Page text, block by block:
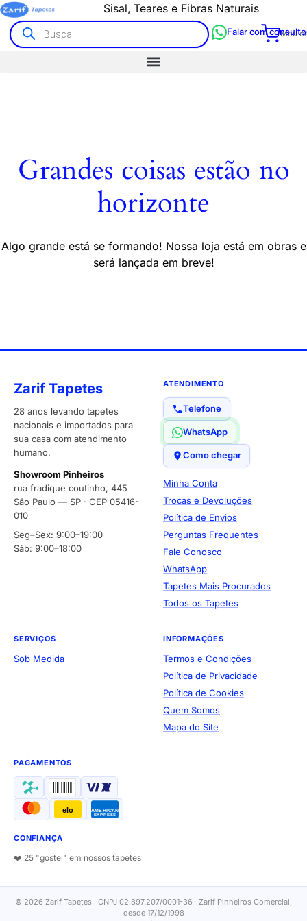
Tapetes Artesanais e Kilim
Sisal, Teares e Fibras Naturais
Meu
Falar com
Grandes coisas estão no
horizonte
Algo grande está se formando! Nossa loja está em obras e
será lançada em breve!
Zarif Tapetes
28 anos levando tapetes
nacionais e importados para
sua casa com atendimento
humano.
Showroom Pinheiros
rua fradique coutinho, 445
São Paulo — SP · CEP 05416-
010
Seg–Sex: 9:00–19:00
Sáb: 9:00–18:00
ATENDIMENTO
Telefone
WhatsApp
Como chegar
Minha Conta
Trocas e Devoluções
Política de Envios
Perguntas Frequentes
Fale Conosco
WhatsApp
Tapetes Mais Procurados
Todos os Tapetes
SERVIÇOS
Sob Medida
INFORMAÇÕES
Termos e Condições
Política de Privacidade
Política de Cookies
Quem Somos
Mapa do Site
PAGAMENTOS
elo AMERICAN
EXPRESS
CONFIANÇA
❤️ 25 "gostei" em nossos tapetes
© 2026 Zarif Tapetes · CNPJ 02.897.207/0001-36 · Zarif Pinheiros Comercial,
desde 17/12/1998